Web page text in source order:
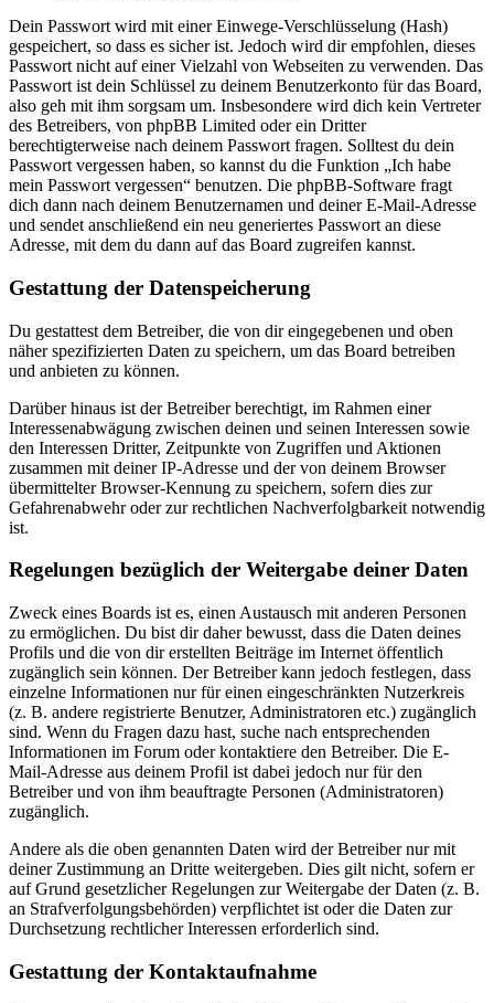
Dein Passwort wird mit einer Einwege-Verschlüsselung (Hash)
gespeichert, so dass es sicher ist. Jedoch wird dir empfohlen, dieses
Passwort nicht auf einer Vielzahl von Webseiten zu verwenden. Das
Passwort ist dein Schlüssel zu deinem Benutzerkonto für das Board,
also geh mit ihm sorgsam um. Insbesondere wird dich kein Vertreter
des Betreibers, von phpBB Limited oder ein Dritter
berechtigterweise nach deinem Passwort fragen. Solltest du dein
Passwort vergessen haben, so kannst du die Funktion „Ich habe
mein Passwort vergessen“ benutzen. Die phpBB-Software fragt
dich dann nach deinem Benutzernamen und deiner E-Mail-Adresse
und sendet anschließend ein neu generiertes Passwort an diese
Adresse, mit dem du dann auf das Board zugreifen kannst.
Gestattung der Datenspeicherung
Du gestattest dem Betreiber, die von dir eingegebenen und oben
näher spezifizierten Daten zu speichern, um das Board betreiben
und anbieten zu können.
Darüber hinaus ist der Betreiber berechtigt, im Rahmen einer
Interessenabwägung zwischen deinen und seinen Interessen sowie
den Interessen Dritter, Zeitpunkte von Zugriffen und Aktionen
zusammen mit deiner IP-Adresse und der von deinem Browser
übermittelter Browser-Kennung zu speichern, sofern dies zur
Gefahrenabwehr oder zur rechtlichen Nachverfolgbarkeit notwendig
ist.
Regelungen bezüglich der Weitergabe deiner Daten
Zweck eines Boards ist es, einen Austausch mit anderen Personen
zu ermöglichen. Du bist dir daher bewusst, dass die Daten deines
Profils und die von dir erstellten Beiträge im Internet öffentlich
zugänglich sein können. Der Betreiber kann jedoch festlegen, dass
einzelne Informationen nur für einen eingeschränkten Nutzerkreis
(z. B. andere registrierte Benutzer, Administratoren etc.) zugänglich
sind. Wenn du Fragen dazu hast, suche nach entsprechenden
Informationen im Forum oder kontaktiere den Betreiber. Die E-
Mail-Adresse aus deinem Profil ist dabei jedoch nur für den
Betreiber und von ihm beauftragte Personen (Administratoren)
zugänglich.
Andere als die oben genannten Daten wird der Betreiber nur mit
deiner Zustimmung an Dritte weitergeben. Dies gilt nicht, sofern er
auf Grund gesetzlicher Regelungen zur Weitergabe der Daten (z. B.
an Strafverfolgungsbehörden) verpflichtet ist oder die Daten zur
Durchsetzung rechtlicher Interessen erforderlich sind.
Gestattung der Kontaktaufnahme